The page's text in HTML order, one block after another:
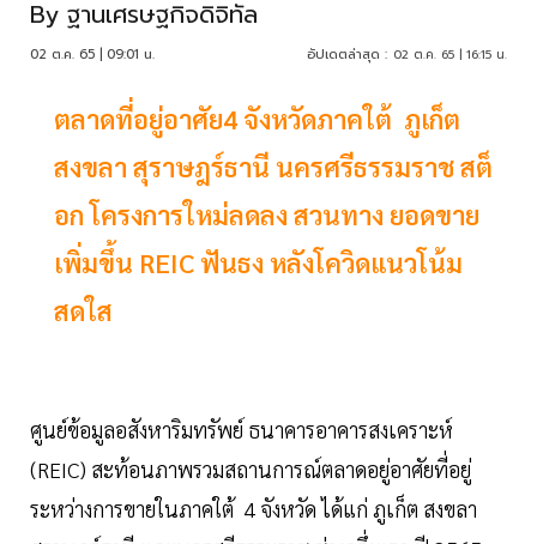
By ฐานเศรษฐกิจดิจิทัล
02 ต.ค. 65 | 09:01 น. อัปเดตล่าสุด : 02 ต.ค. 65 | 16:15 น.
ตลาดที่อยู่อาศัย4 จังหวัดภาคใต้ ภูเก็ต
สงขลา สุราษฎร์ธานี นครศรีธรรมราช สต็
อก โครงการใหม่ลดลง สวนทาง ยอดขาย
เพิ่มขึ้น REIC ฟันธง หลังโควิดแนวโน้ม
สดใส
ศูนย์ข้อมูลอสังหาริมทรัพย์ ธนาคารอาคารสงเคราะห์
(REIC) สะท้อนภาพรวมสถานการณ์ตลาดอยู่อาศัยที่อยู่
ระหว่างการขายในภาคใต้ 4 จังหวัด ได้แก่ ภูเก็ต สงขลา